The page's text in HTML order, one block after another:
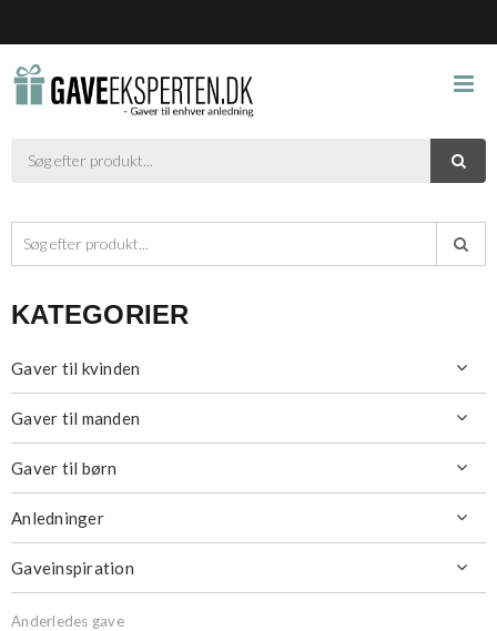



KATEGORIER
Gaver til kvinden 
Gaver til manden 
Gaver til børn 
Anledninger 
Gaveinspiration 
Anderledes gave